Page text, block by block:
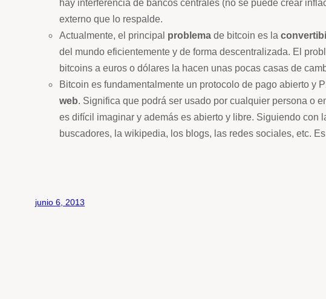
hay interferencia de bancos centrales (no se puede crear
externo que lo respalde.
Actualmente, el principal problema de bitcoin es la
del mundo eficientemente y de forma descentralizada. El
bitcoins a euros o dólares la hacen unas pocas casas de
Bitcoin es fundamentalmente un protocolo de pago abierto y
web. Significa que podrá ser usado por cualquier persona o
es difícil imaginar y además es abierto y libre. Siguiendo
buscadores, la wikipedia, los blogs, las redes sociales, etc.
junio 6, 2013